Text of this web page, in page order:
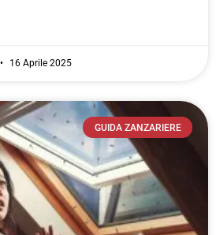
16 Aprile 2025
GUIDA ZANZARIERE